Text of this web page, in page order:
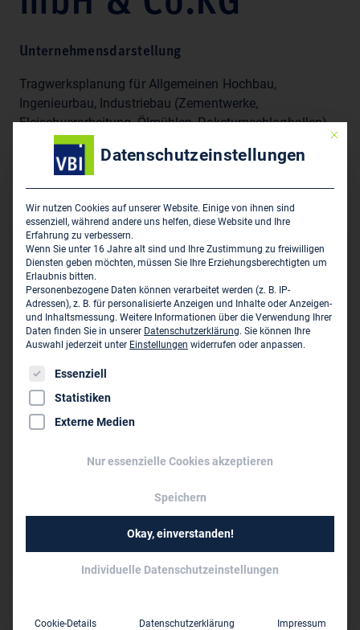
Unternehmensdarstellung
Tragwerksplanung für Allgemeinen Hochbau,
Ingenieurbau, Industriebau (Zementwerke,
Fleischverarbeitung, Ölmühlen, Paketumschlaghallen),
denkmalgeschützte und historische Bauten,
Bauüberwachung, Ausschreibung, Europäischer
Schweißfachingenieur, staatlich anerkannter
Sachverständiger für Schall- und Wärmeschutz
Hauptsitz des Unternehmens
Finck Billen - Ingenieurgesellschaft mbH & Co.KG
Elisenstrasse 4-10
D-50667 Köln
www.finck-billen.de
Dipl.-Ing. (FH) Christoph Tech
10 bis 50
Mit
Datenschutzeinstellungen
Wir nutzen Cookies auf unserer Website. Einige von ihnen sind
essenziell, während andere uns helfen, diese Website und Ihre
Erfahrung zu verbessern.
Wenn Sie unter 16 Jahre alt sind und Ihre Zustimmung zu freiwilligen
Diensten geben möchten, müssen Sie Ihre Erziehungsberechtigten um
Erlaubnis bitten.
Personenbezogene Daten können verarbeitet werden (z. B. IP-
Adressen), z. B. für personalisierte Anzeigen und Inhalte oder Anzeigen-
und Inhaltsmessung. Weitere Informationen über die Verwendung Ihrer
Daten finden Sie in unserer Datenschutzerklärung. Sie können Ihre
Auswahl jederzeit unter Einstellungen widerrufen oder anpassen.
Es folgt eine Liste der Service-Gruppen, für die eine
Essenziell
Statistiken
Externe Medien
Nur essenzielle Cookies akzeptieren
Speichern
Okay, einverstanden!
Individuelle Datenschutzeinstellungen
Cookie-Details Datenschutzerklärung Impressum